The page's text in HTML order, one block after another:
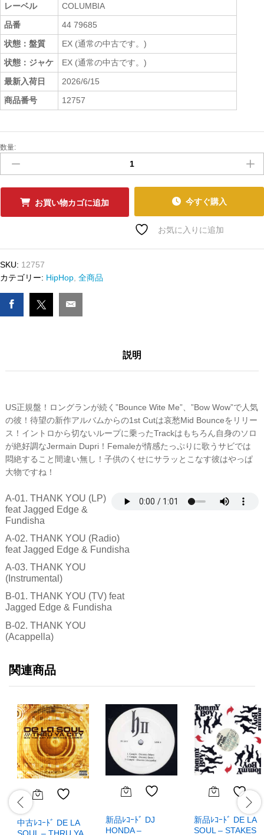
レーベル
COLUMBIA
品番
44 79685
状態：盤質
EX (通常の中古です。)
状態：ジャケ
EX (通常の中古です。)
最新入荷日
2026/6/15
商品番号
12757
中
ﾚ
ｺ
ﾄﾞ
-
THANK
YOU
量
数量:
お買い物カゴに追加 今すぐ購入
お気に入りに追加
SKU: 12757
カテゴリー: HipHop 全商品
説明
US正規盤！ロングランが続く”Bounce Wite Me”、”Bow Wow”で人気
の彼！待望の新作アルバムからの1st Cutは哀愁Mid Bounceをリリー
ス！イントロから切ないループに乗ったTrackはもちろん自身のソロ
が絶好調なJermain Dupri！Femaleが情感たっぷりに歌うサビでは
悶絶すること間違い無し！子供のくせにサラッとこなす彼はやっぱ
大物ですね！
A-01. THANK YOU (LP)
feat Jagged Edge &
Fundisha
A-02. THANK YOU (Radio)
feat Jagged Edge & Fundisha
A-03. THANK YOU
(Instrumental)
B-01. THANK YOU (TV) feat
Jagged Edge & Fundisha
B-02. THANK YOU
(Acappella)
関連商品
中古ﾚｺｰﾄﾞ DE LA
SOUL – THRU YA
新品ﾚｺｰﾄﾞ DJ
HONDA –
新品ﾚｺｰﾄﾞ DE LA
SOUL – STAKES